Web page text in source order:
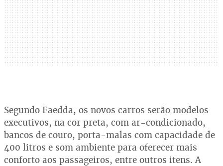
Segundo Faedda, os novos carros serão modelos
executivos, na cor preta, com ar-condicionado,
bancos de couro, porta-malas com capacidade de
400 litros e som ambiente para oferecer mais
conforto aos passageiros, entre outros itens. A